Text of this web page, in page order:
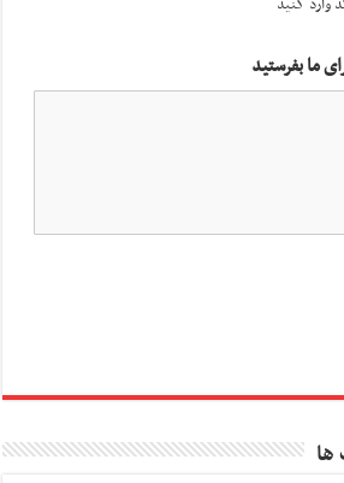
ما بفرستید